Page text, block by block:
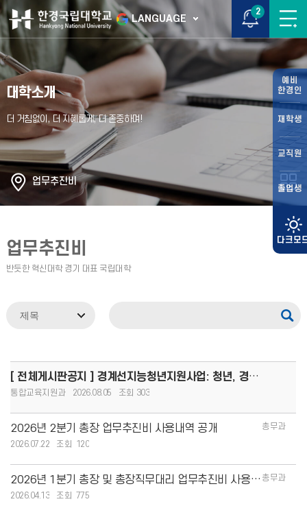
LANGUAGE
2
예비
한경인
재학생
교직원
졸업생
대학소개
업무추진비
업무추진비
[ 전체게시판공지 ] 경계선지능청년지원사업: 청년, 경계를 넘어 커리어 도약!(8.13.(목)까지 모집, 1인당
통합교육지원과 2026.08.05 303
2026년 2분기 총장 업무추진비 사용내역 공개
총무과
2026.07.22
120
2026년 1분기 총장 및 총장직무대리 업무추진비 사용내역 공개 총무과
2026.04.13
775